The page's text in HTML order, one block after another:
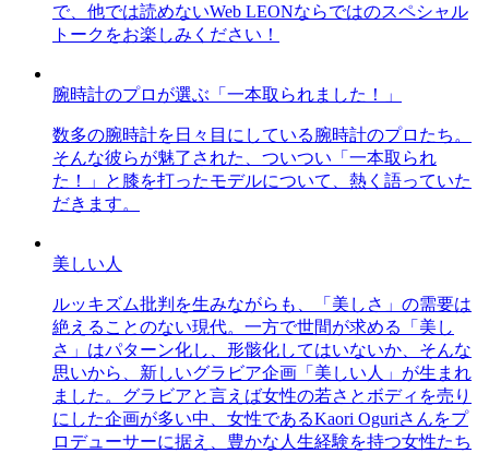
で、他では読めないWeb LEONならではのスペシャル
トークをお楽しみください！
腕時計のプロが選ぶ「一本取られました！」
数多の腕時計を日々目にしている腕時計のプロたち。
そんな彼らが魅了された、ついつい「一本取られ
た！」と膝を打ったモデルについて、熱く語っていた
だきます。
美しい人
ルッキズム批判を生みながらも、「美しさ」の需要は
絶えることのない現代。一方で世間が求める「美し
さ」はパターン化し、形骸化してはいないか、そんな
思いから、新しいグラビア企画「美しい人」が生まれ
ました。グラビアと言えば女性の若さとボディを売り
にした企画が多い中、女性であるKaori Oguriさんをプ
ロデューサーに据え、豊かな人生経験を持つ女性たち